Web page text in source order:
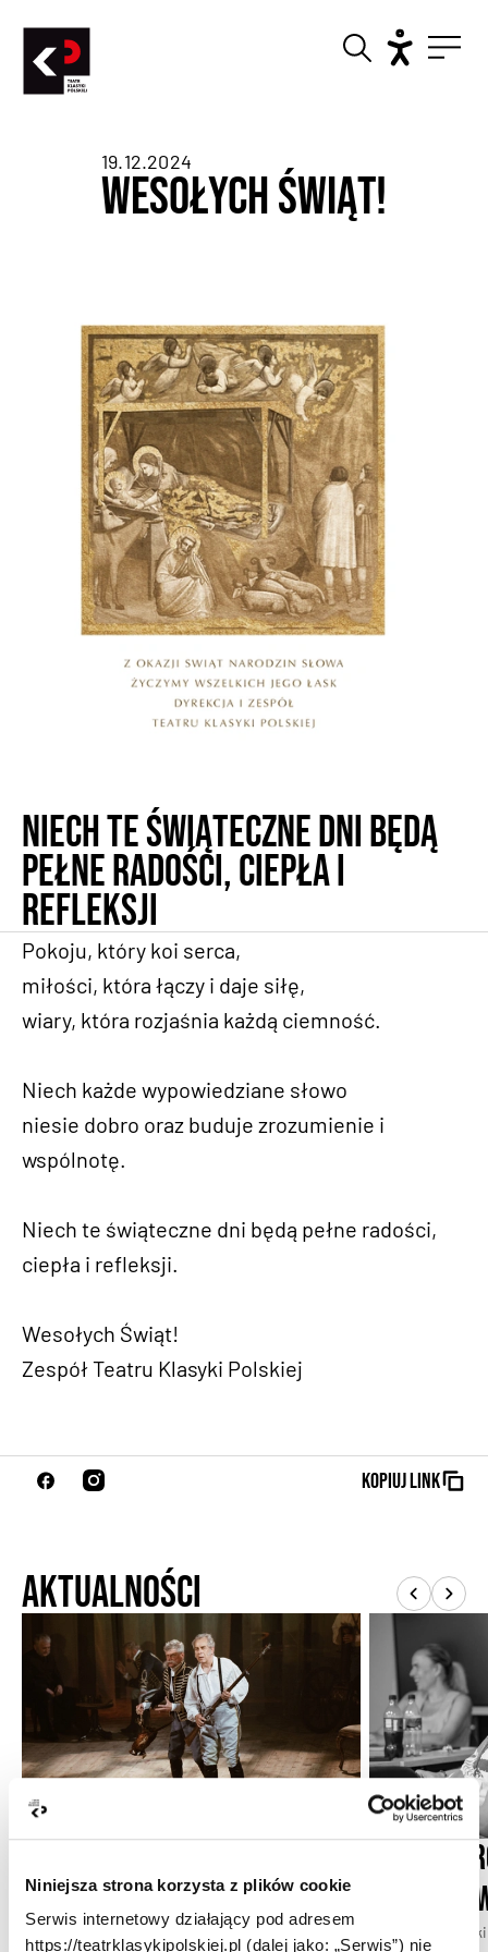
Niniejsza strona korzysta z plików cookie
Serwis internetowy działający pod adresem
https://teatrklasykipolskiej.pl (dalej jako: „Serwis”) nie
19.12.2024
Wesołych Świąt!
Niech te świąteczne dni będą
pełne radości, ciepła i
refleksji
Pokoju, który koi serca,
miłości, która łączy i daje siłę,
wiary, która rozjaśnia każdą ciemność.
Niech każde wypowiedziane słowo
niesie dobro oraz buduje zrozumienie i
wspólnotę.
Niech te świąteczne dni będą pełne radości,
ciepła i refleksji.
Wesołych Świąt!
Zespół Teatru Klasyki Polskiej
Kopiuj link
Aktualności
Damskie intrygi Na ile dobrotliwa drwina
hrabiego Fredry z kobiet to dziś wyzwanie dla
politycznej poprawności?
Premiera „Dam i
Trwają
dnia”
W Teatrze